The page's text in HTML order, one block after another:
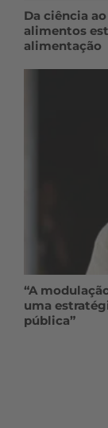
Da ciência
alimentos
alimentação
“A
uma
pública”